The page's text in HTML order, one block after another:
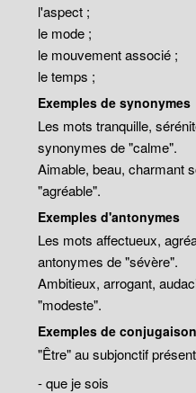
l'aspect ;
le mode ;
le mouvement associé ;
le temps ;
Exemples de synonymes
Les mots tranquille,
synonymes de "calme".
Aimable, beau, charmant
"agréable".
Exemples d'antonymes
Les mots affectueux,
antonymes de "sévère".
Ambitieux, arrogant,
"modeste".
Exemples de conjugaison
"Être" au subjonctif
- que je sois